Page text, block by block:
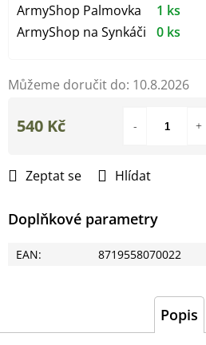
Můžeme doručit do: 10.8.2026
Zeptat se Hlídat
Doplňkové parametry
EAN: 8719558070022
540 Kč
ArmyShop Palmovka
1 ks
ArmyShop na Synkáči
0 ks
Popis